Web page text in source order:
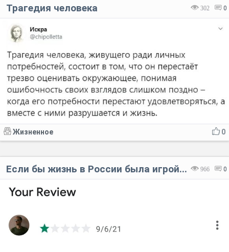
302 0
Трагедия человека
0
Жизненное
966 0
Если бы жизнь в России была игрой...